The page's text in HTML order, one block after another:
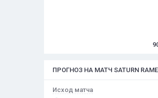
ПРОГНОЗ НА МАТЧ SATURN
Исход матча